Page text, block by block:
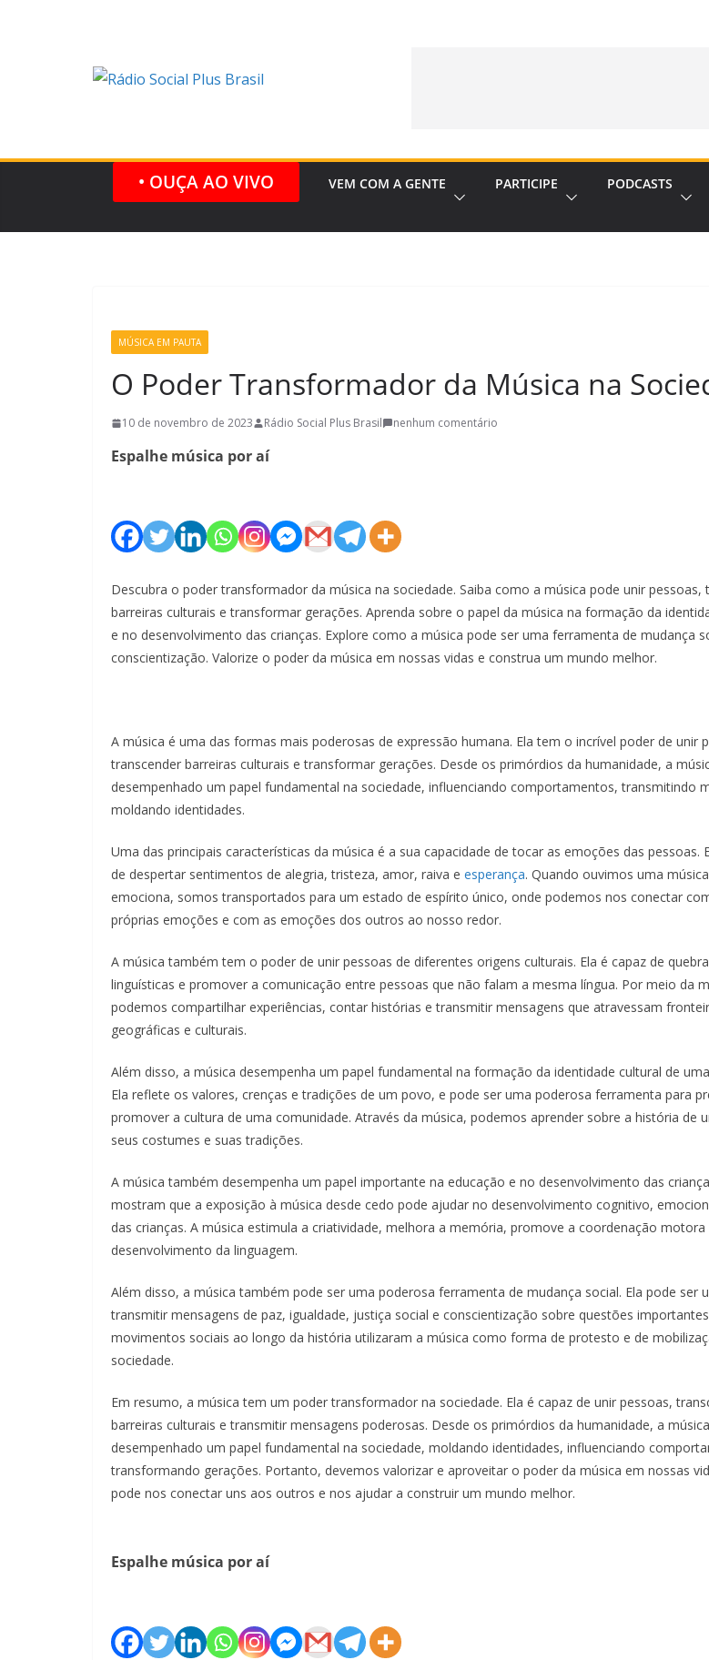
• OUÇA AO VIVO VEM COM A GENTE PARTICIPE PODCASTS
MÚSICA EM PAUTA
O Poder Transformador da Música na
10 de novembro de 2023 Rádio Social Plus Brasil nenhum comentário
Espalhe música por aí
Descubra o poder transformador da música na sociedade. Saiba como a música pode unir pessoas,
barreiras culturais e transformar gerações. Aprenda sobre o papel da música na formação da
e no desenvolvimento das crianças. Explore como a música pode ser uma ferramenta de mudança
conscientização. Valorize o poder da música em nossas vidas e construa um mundo melhor.
A música é uma das formas mais poderosas de expressão humana. Ela tem o incrível poder de unir
transcender barreiras culturais e transformar gerações. Desde os primórdios da humanidade, a
desempenhado um papel fundamental na sociedade, influenciando comportamentos, transmitindo
moldando identidades.
Uma das principais características da música é a sua capacidade de tocar as emoções das pessoas.
de despertar sentimentos de alegria, tristeza, amor, raiva e esperança. Quando ouvimos uma
emociona, somos transportados para um estado de espírito único, onde podemos nos conectar
próprias emoções e com as emoções dos outros ao nosso redor.
A música também tem o poder de unir pessoas de diferentes origens culturais. Ela é capaz de
linguísticas e promover a comunicação entre pessoas que não falam a mesma língua. Por meio da
podemos compartilhar experiências, contar histórias e transmitir mensagens que atravessam
geográficas e culturais.
Além disso, a música desempenha um papel fundamental na formação da identidade cultural de
Ela reflete os valores, crenças e tradições de um povo, e pode ser uma poderosa ferramenta para
promover a cultura de uma comunidade. Através da música, podemos aprender sobre a história de
seus costumes e suas tradições.
A música também desempenha um papel importante na educação e no desenvolvimento das
mostram que a exposição à música desde cedo pode ajudar no desenvolvimento cognitivo,
das crianças. A música estimula a criatividade, melhora a memória, promove a coordenação motora
desenvolvimento da linguagem.
Além disso, a música também pode ser uma poderosa ferramenta de mudança social. Ela pode ser
transmitir mensagens de paz, igualdade, justiça social e conscientização sobre questões
movimentos sociais ao longo da história utilizaram a música como forma de protesto e de
sociedade.
Em resumo, a música tem um poder transformador na sociedade. Ela é capaz de unir pessoas,
barreiras culturais e transmitir mensagens poderosas. Desde os primórdios da humanidade, a
desempenhado um papel fundamental na sociedade, moldando identidades, influenciando
transformando gerações. Portanto, devemos valorizar e aproveitar o poder da música em nossas
pode nos conectar uns aos outros e nos ajudar a construir um mundo melhor.
Espalhe música por aí